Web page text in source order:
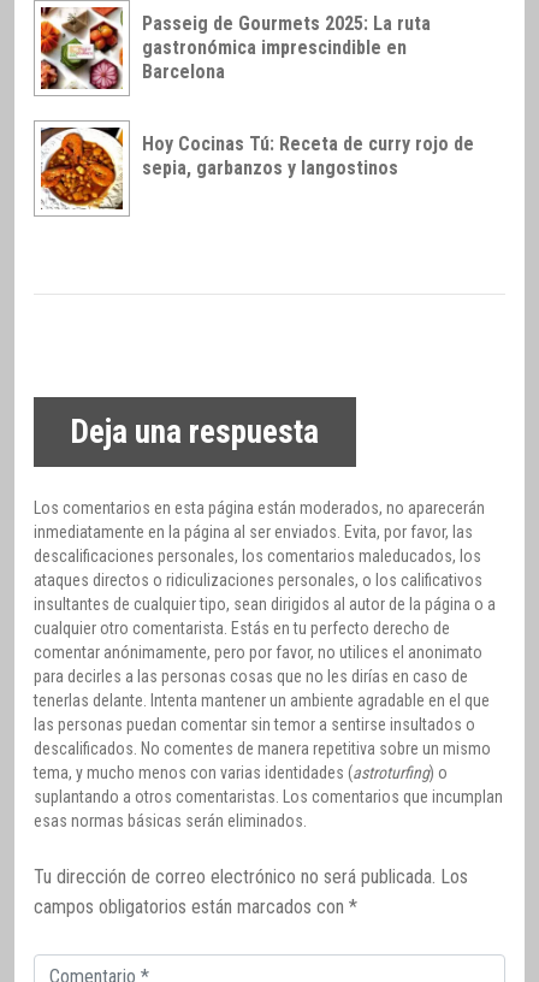
Passeig de Gourmets 2025: La ruta
gastronómica imprescindible en
Barcelona
Hoy Cocinas Tú: Receta de curry rojo de
sepia, garbanzos y langostinos
Deja una respuesta
Los comentarios en esta página están moderados, no aparecerán
inmediatamente en la página al ser enviados. Evita, por favor, las
descalificaciones personales, los comentarios maleducados, los
ataques directos o ridiculizaciones personales, o los calificativos
insultantes de cualquier tipo, sean dirigidos al autor de la página o a
cualquier otro comentarista. Estás en tu perfecto derecho de
comentar anónimamente, pero por favor, no utilices el anonimato
para decirles a las personas cosas que no les dirías en caso de
tenerlas delante. Intenta mantener un ambiente agradable en el que
las personas puedan comentar sin temor a sentirse insultados o
descalificados. No comentes de manera repetitiva sobre un mismo
tema, y mucho menos con varias identidades (astroturfing) o
suplantando a otros comentaristas. Los comentarios que incumplan
esas normas básicas serán eliminados.
Tu dirección de correo electrónico no será publicada. Los
campos obligatorios están marcados con *
Comentario